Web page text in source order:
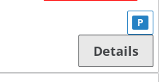
P
Details